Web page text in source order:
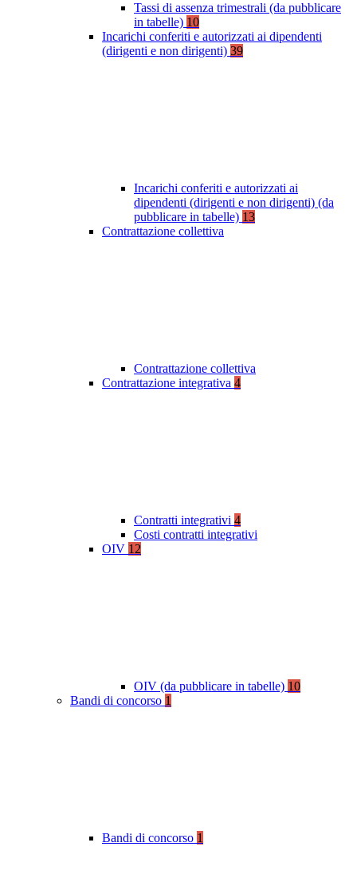
Tassi di assenza trimestrali (da pubblicare
in tabelle) 10
Incarichi conferiti e autorizzati ai dipendenti
(dirigenti e non dirigenti) 39
Incarichi conferiti e autorizzati ai
dipendenti (dirigenti e non dirigenti) (da
pubblicare in tabelle) 13
Contrattazione collettiva
Contrattazione collettiva
Contrattazione integrativa 4
Contratti integrativi 4
Costi contratti integrativi
OIV 12
OIV (da pubblicare in tabelle) 10
Bandi di concorso 1
Bandi di concorso 1